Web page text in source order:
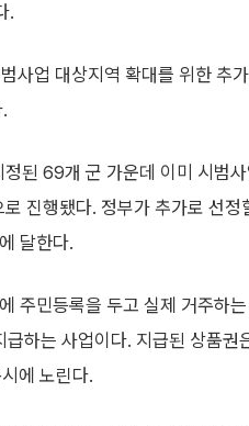
.
사업 대상지역 확대를 위한 추
된 69개 군 가운데 이미 시범
진행됐다. 정부가 추가로 선정
달한다.
주민등록을 두고 실제 거주하는
하는 사업이다. 지급된 상품
에 노린다.